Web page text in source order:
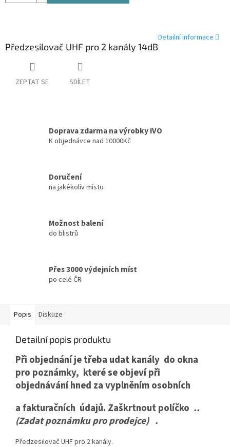
Předzesilovač UHF pro 2 kanály 14dB
Detailní informace
ZEPTAT SE SDÍLET
Doprava zdarma na výrobky IVO
K objednávce nad 10000Kč
Doručení
na jakékoliv místo
Možnost balení
do blistrů
Přes 3000 výdejních míst
po celé ČR
Popis Diskuze
Detailní popis produktu
Při objednání je třeba udat kanály do okna
pro poznámky, které se objeví při
objednávání hned za vyplněním osobních
a fakturačních údajů. Zaškrtnout políčko ..
(Zadat poznámku pro prodejce) .
Předzesilovač UHF pro 2 kanály.